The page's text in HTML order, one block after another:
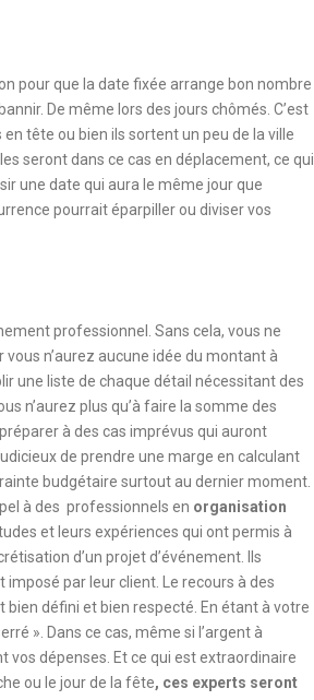
pour que la date fixée arrange bon nombre
De même lors des jours chômés. C’est
tête ou bien ils sortent un peu de la ville
seront dans ce cas en déplacement, ce qui
une date qui aura le même jour que
pourrait éparpiller ou diviser vos
professionnel. Sans cela, vous ne
n’aurez aucune idée du montant à
une liste de chaque détail nécessitant des
n’aurez plus qu’à faire la somme des
à des cas imprévus qui auront
de prendre une marge en calculant
budgétaire surtout au dernier moment.
à des professionnels en organisation
et leurs expériences qui ont permis à
d’un projet d’événement. Ils
par leur client. Le recours à des
défini et bien respecté. En étant à votre
». Dans ce cas, même si l’argent à
dépenses. Et ce qui est extraordinaire
ou le jour de la fête, ces experts seront